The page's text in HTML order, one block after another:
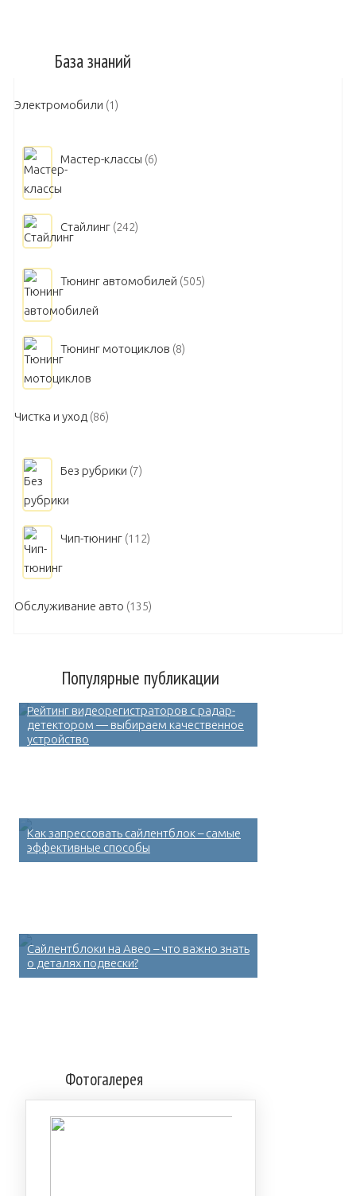
База знаний
Электромобили (1)
Мастер-классы (6)
Стайлинг (242)
Тюнинг автомобилей (505)
Тюнинг мотоциклов (8)
Чистка и уход (86)
Без рубрики (7)
Чип-тюнинг (112)
Обслуживание авто (135)
Популярные публикации
Рейтинг видеорегистраторов с радар-
детектором — выбираем качественное
устройство
Как запрессовать сайлентблок – самые
эффективные способы
Сайлентблоки на Авео – что важно знать
о деталях подвески?
Фотогалерея